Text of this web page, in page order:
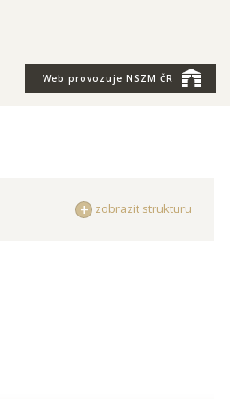
Web provozuje NSZM ČR
zobrazit strukturu